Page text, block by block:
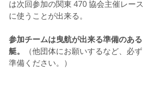
は次回参加の関東 470 協会主催レース
に使うことが出来る。
参加チームは曳航が出来る準備のある
艇。
（他団体にお願いするなど、必ず
準備ください。）